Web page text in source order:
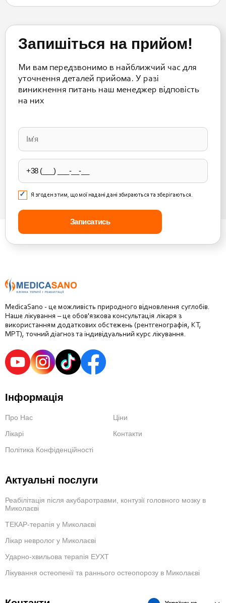
Запишіться на прийом!
Ми вам передзвонимо в найближчий час для
уточнення деталей прийома. У разі
виникнення питань наш менеджер відповість
на них
leave
this
field
empty.
Я згоден з тим, що мої надані дані збираються та зберігаються.
MedicaSano - це можливість природного відновлення суглобів.
Наше лікування – це обов'язкова консультація лікаря з
використанням додаткових обстежень (рентгенографія, КТ,
МРТ), точний діагноз та індивідуальний курс лікування.
Інформація
Про Нас
Ціни
Лікарі
Контакти
Політика Конфіденційності
Актуальні послуги
Реабілітація після акубаротравми, контузії головного мозку в
Миколаєві
ТЕКАР-терапія у Миколаєві
Лікар невролог у Миколаєві
Ударно-хвильова терапія ЕУХТ
Лікування остеопенії та раннього остеопорозу в Миколаєві